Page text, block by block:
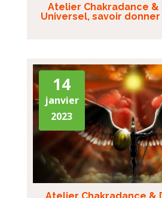
Atelier Chakradance &
Universel, savoir
14
janvier
2023
Atelier Chakradance &